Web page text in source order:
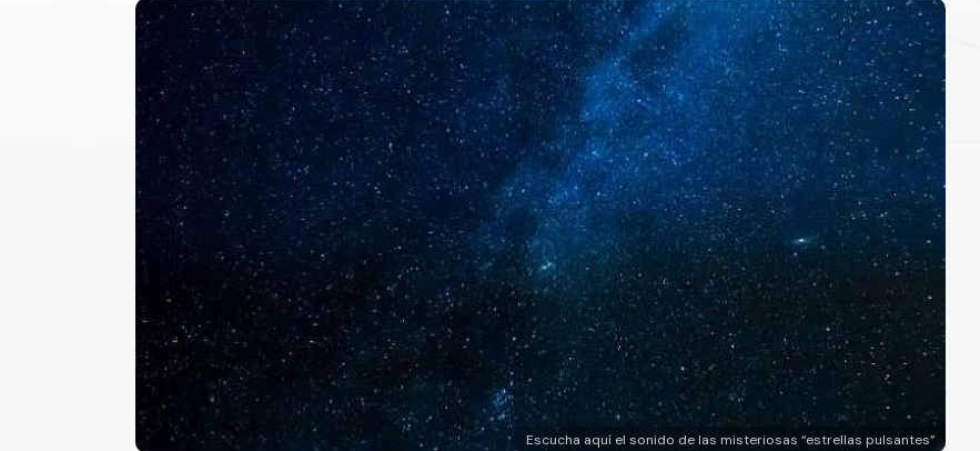
Escucha aquí el sonido de las misteriosas “estrellas pulsantes”